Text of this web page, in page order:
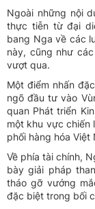
Ngoài những nội
thực tiễn từ đại
bang Nga về các
này, cũng như
vượt qua.
Một điểm nhấn
ngõ đầu tư vào
quan Phát triển
một khu vực chiến
phối hàng hóa Việt
Về phía tài chính,
bày giải pháp
tháo gỡ vướng
đặc biệt trong bối